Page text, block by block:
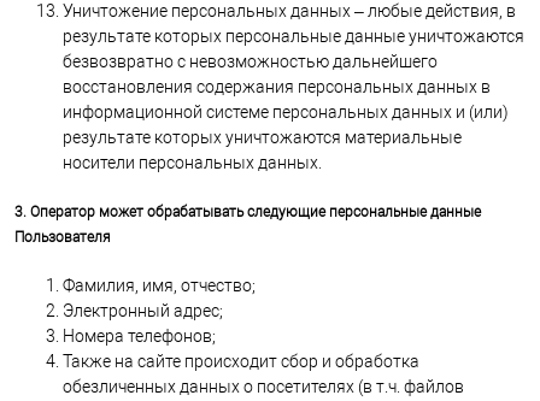
Уничтожение персональных данных – любые действия, в
результате которых персональные данные уничтожаются
безвозвратно с невозможностью дальнейшего
восстановления содержания персональных данных в
информационной системе персональных данных и (или)
результате которых уничтожаются материальные
носители персональных данных.
3. Оператор может обрабатывать следующие персональные данные
Пользователя
Фамилия, имя, отчество;
Электронный адрес;
Номера телефонов;
Также на сайте происходит сбор и обработка
обезличенных данных о посетителях (в т.ч. файлов